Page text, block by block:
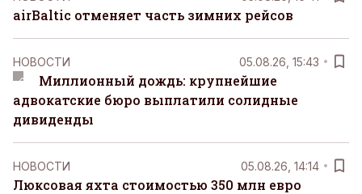
airBaltic отменяет часть зимних рейсов
НОВОСТИ 05.08.26, 15:43
Миллионный дождь: крупнейшие
адвокатские бюро выплатили солидные
дивиденды
НОВОСТИ 05.08.26, 14:14
Люксовая яхта стоимостью 350 млн евро